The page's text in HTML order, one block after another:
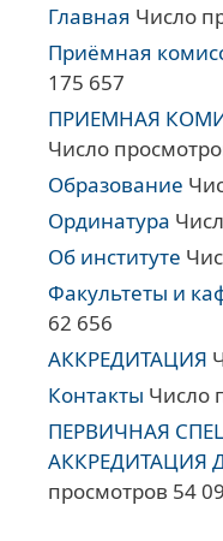
Главная Число
Приёмная
175 657
ПРИЕМНАЯ
Число
Образование
Ординатура
Об институте
Факультеты и
62 656
АККРЕДИТАЦИЯ
Контакты Число
ПЕРВИЧНАЯ
АККРЕДИТАЦИЯ
просмотров 54